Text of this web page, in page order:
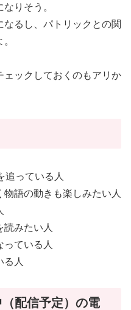
りそう。
るし、パトリックとの関
ックしておくのもアリか
追っている人
物語の動きも楽しみたい人
読みたい人
っている人
る人
配信予定）の電